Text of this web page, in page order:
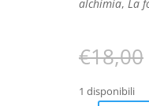
alchimia, La
€18,00
1 disponibili